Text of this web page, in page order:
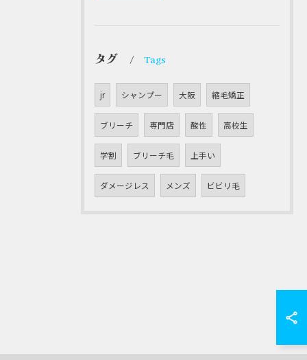
タグ Tags
jr シャンプー 大阪 縮毛矯正
ブリーチ 専門店 酸性 高校生
学割 ブリーチ毛 上手い
ダメージレス メンズ ビビリ毛